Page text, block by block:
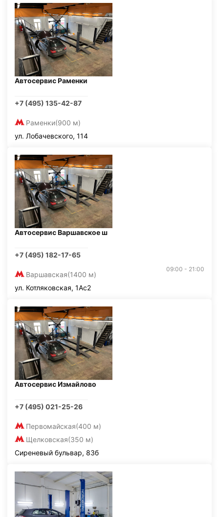
Автосервис Раменки
+7 (495) 135-42-87
Раменки(900 м)
ул. Лобачевского, 114
Автосервис Варшавское ш
+7 (495) 182-17-65
Варшавская(1400 м)
09:00 - 21:00
ул. Котляковская, 1Ас2
Автосервис Измайлово
+7 (495) 021-25-26
Первомайская(400 м)
Щелковская(350 м)
Сиреневый бульвар, 83б